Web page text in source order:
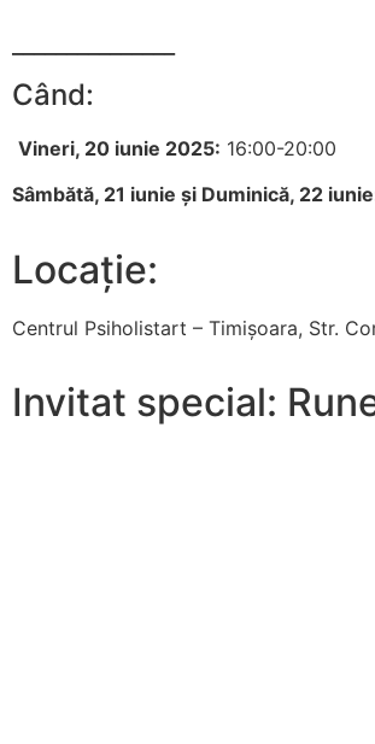
Când:
Vineri, 20 iunie 2025: 16:00-20:00
Sâmbătă, 21 iunie și Duminică, 22
Locație:
Centrul Psiholistart – Timișoara, Str.
Invitat special: